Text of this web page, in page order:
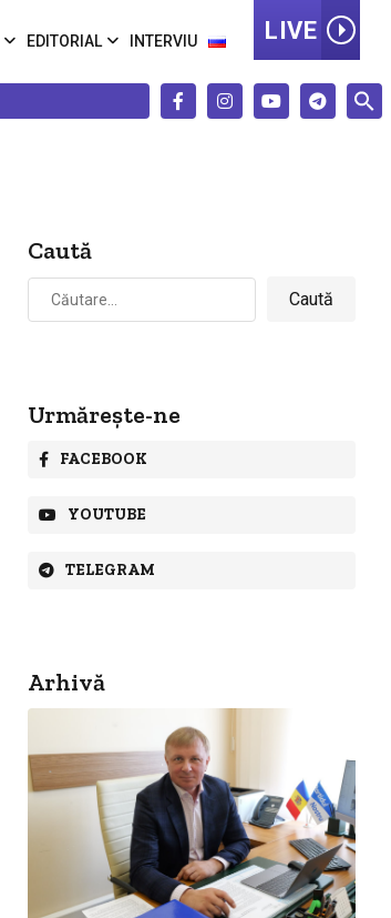
EDITORIAL INTERVIU LIVE
Caută
Caută
după:
Urmărește-ne
FACEBOOK
YOUTUBE
TELEGRAM
Arhivă